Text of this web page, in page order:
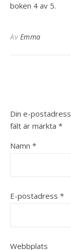
boken 4 av 5.
Av Emma
Din e-
fält är märkta *
Namn *
E-postadress *
Webbplats